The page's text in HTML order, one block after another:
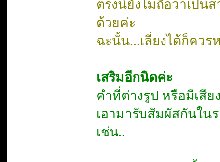
ตรงนี้ยังไม่ถือว่าเป็น
ด้วยค่ะ
ฉะนั้น...เลี่ยงได้ก็ควร
เสริมอีกนิดค่ะ
คำที่ต่างรูป หรือมีเสี
เอามารับสัมผัสกันใน
เช่น..